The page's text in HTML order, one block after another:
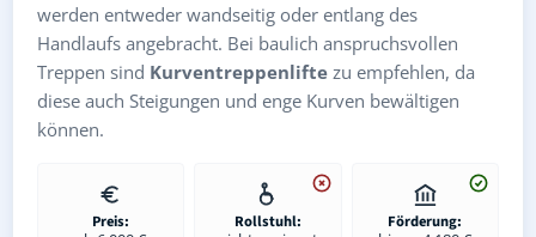
werden entweder wandseitig oder entlang des
Handlaufs angebracht. Bei baulich anspruchsvollen
Treppen sind Kurventreppenlifte zu empfehlen, da
diese auch Steigungen und enge Kurven bewältigen
können.
Preis: Rollstuhl: Förderung: